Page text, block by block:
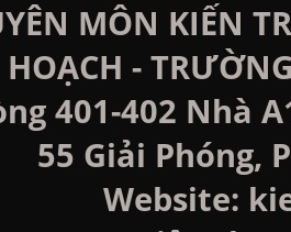
MÔN KIẾN
HOẠCH -
401-402 Nhà
55 Giải Phóng,
Website: